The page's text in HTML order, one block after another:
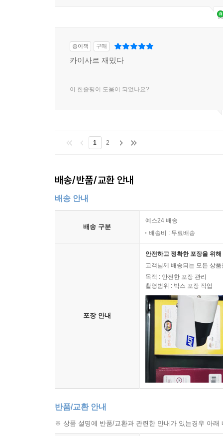
종이책 구매
카이사르 재밌다
이 한줄평이 도움이 되었나요?
1 2
배송/반품/교환 안내
배송 안내
배송 구분
예스24 배송
배송비 : 무료배송
포장 안내
안전하고 정확한 포장을 위
고객님께 배송되는 모든 상
목적 : 안전한 포장 관리
촬영범위 : 박스 포장 작업
반품/교환 안내
※ 상품 설명에 반품/교환과 관련한 안내가 있는경우 아